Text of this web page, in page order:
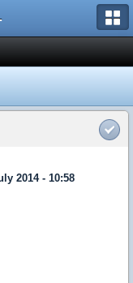
2014 - 10:58